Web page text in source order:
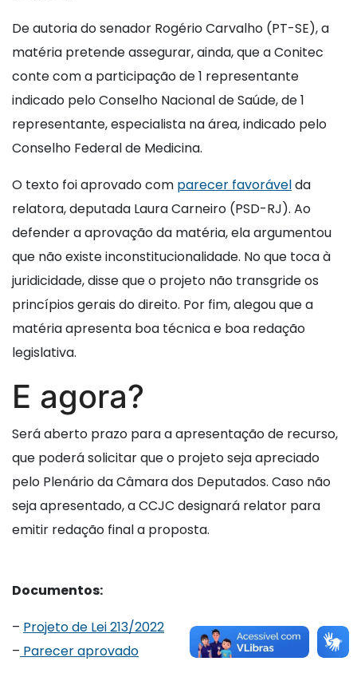
De autoria do senador Rogério Carvalho (PT-SE), a
matéria pretende assegurar, ainda, que a Conitec
conte com a participação de 1 representante
indicado pelo Conselho Nacional de Saúde, de 1
representante, especialista na área, indicado pelo
Conselho Federal de Medicina.
O texto foi aprovado com parecer favorávelda
relatora, deputada Laura Carneiro (PSD-RJ). Ao
defender a aprovação da matéria, ela argumentou
que não existe inconstitucionalidade. No que toca à
juridicidade, disse que o projeto não transgride os
princípios gerais do direito. Por fim, alegou que a
matéria apresenta boa técnica e boa redação
legislativa.
E agora?
Será aberto prazo para a apresentação de recurso,
que poderá solicitar que o projeto seja apreciado
pelo Plenário da Câmara dos Deputados. Caso não
seja apresentado, a CCJC designará relator para
emitir redação final a proposta.
Documentos:
– Projeto de Lei 213/2022
– Parecer aprovado